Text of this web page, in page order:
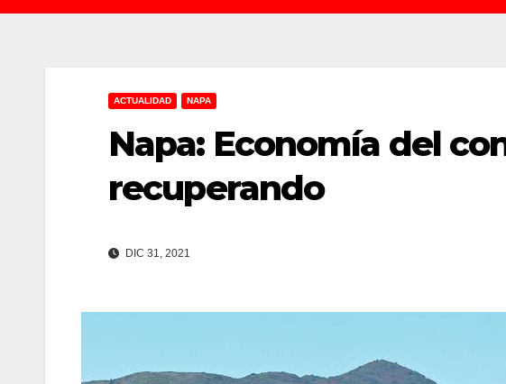
ACTUALIDAD NAPA
Napa: Economía del
recuperando
DIC 31, 2021